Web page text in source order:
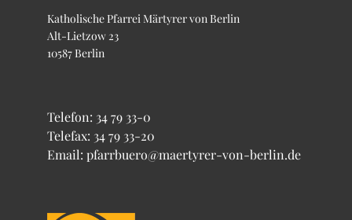
Katholische Pfarrei Märtyrer von Berlin
Alt-Lietzow 23
10587 Berlin
Telefon: 34 79 33-0
Telefax: 34 79 33-20
Email: pfarrbuero@maertyrer-von-berlin.de